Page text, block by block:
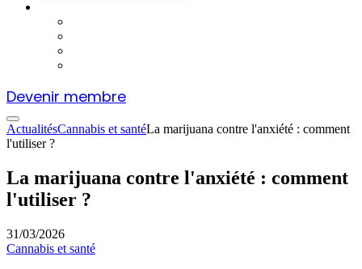
Devenir membre
ActualitésCannabis et santéLa marijuana contre l'anxiété : comment
l'utiliser ?
La marijuana contre l'anxiété : comment
l'utiliser ?
31/03/2026
Cannabis et santé